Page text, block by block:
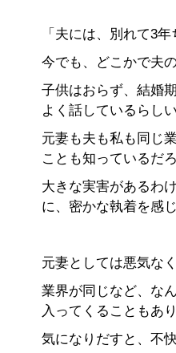
「夫には、別れて3
今でも、どこかで夫
子供はおらず、結婚
よく話しているらしい
元妻も夫も私も同じ
ことも知っているだ
大きな実害があるわ
に、密かな執着を感
元妻としては悪気な
業界が同じなど、な
入ってくることもあり
気になりだすと、不